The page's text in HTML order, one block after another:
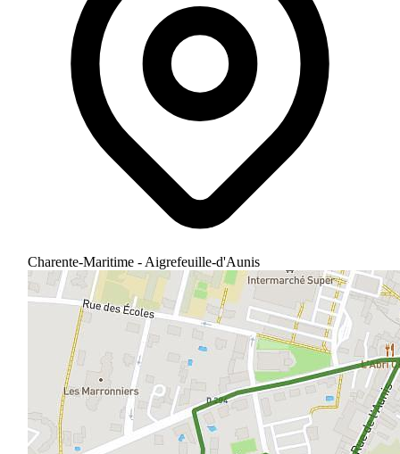
Charente-Maritime - Aigrefeuille-d'Aunis